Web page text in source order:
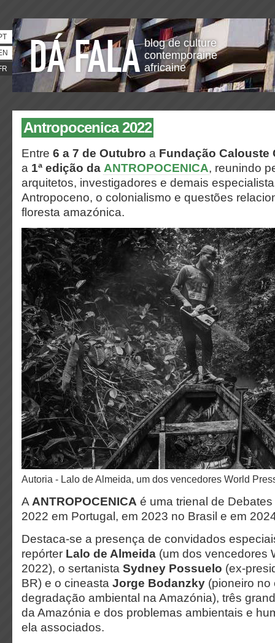
blog de culture
contemporaine
africaine
Antropocenica 2022
Entre 6 a 7 de Outubro a Fundação Calouste
a 1ª edição da ANTROPOCENICA, reunindo
arquitetos, investigadores e demais
Antropoceno, o colonialismo e questões
floresta amazónica.
Autoria - Lalo de Almeida, um dos vencedores World
A ANTROPOCENICA é uma trienal de
2022 em Portugal, em 2023 no Brasil e em
Destaca-se a presença de convidados
repórter Lalo de Almeida (um dos vencedores
2022), o sertanista Sydney Possuelo (ex-
BR) e o cineasta Jorge Bodanzky (pioneiro no
degradação ambiental na Amazónia), três
da Amazónia e dos problemas ambientais e
ela associados.